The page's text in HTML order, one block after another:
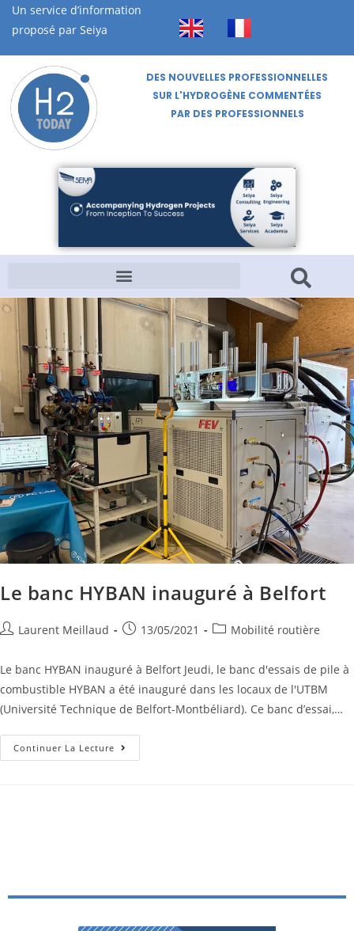
Un service d’information
proposé par Seiya
DES NOUVELLES PROFESSIONNELLES
SUR L'HYDROGÈNE COMMENTÉES
PAR DES PROFESSIONNELS
Le banc HYBAN inauguré à Belfort
Laurent Meillaud 13/05/2021 Mobilité routière
Le banc HYBAN inauguré à Belfort Jeudi, le banc d'essais de pile à
combustible HYBAN a été inauguré dans les locaux de l'UTBM
(Université Technique de Belfort-Montbéliard). Ce banc d’essai,…
Continuer La Lecture